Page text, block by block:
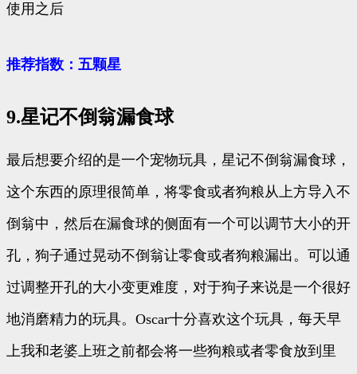
使用之后
推荐指数：五颗星
9.星记不倒翁漏食球
最后想要介绍的是一个宠物玩具，星记不倒翁漏食球，
这个东西的原理很简单，将零食或者狗粮从上方导入不
倒翁中，然后在漏食球的侧面有一个可以调节大小的开
孔，狗子通过晃动不倒翁让零食或者狗粮漏出。可以通
过调整开孔的大小变更难度，对于狗子来说是一个很好
地消磨精力的玩具。Oscar十分喜欢这个玩具，每天早
上我和老婆上班之前都会将一些狗粮或者零食放到里